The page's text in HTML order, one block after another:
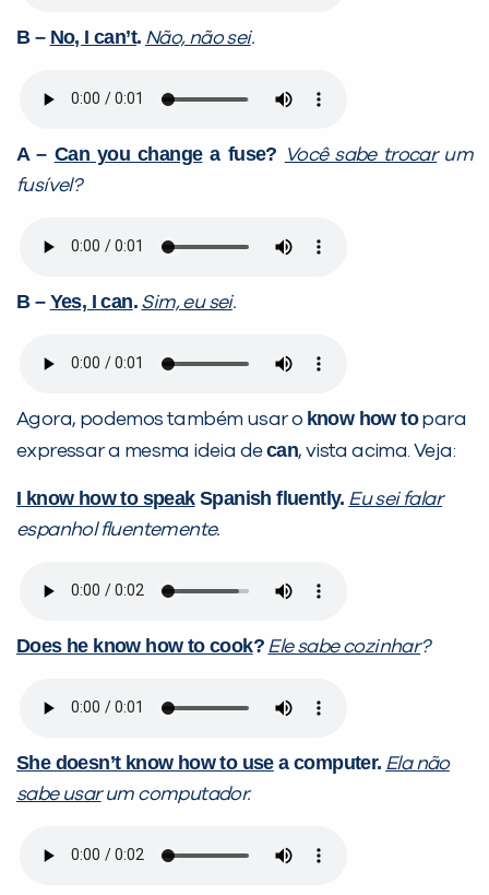
B – No, I can’t. Não, não sei.
A – Can you changea fuse? Você sabe trocarum
fusível?
B – Yes, I can. Sim, eu sei.
Agora, podemos também usar o know how topara
expressar a mesma ideia decan, vista acima. Veja:
I know how to speakSpanish fluently. Eu sei falar
espanhol fluentemente.
Does he know how to cook? Ele sabe cozinhar?
She doesn’t know how to usea computer. Ela não
sabe usarum computador.